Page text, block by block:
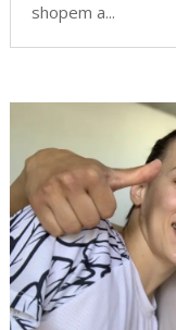
shopem a...